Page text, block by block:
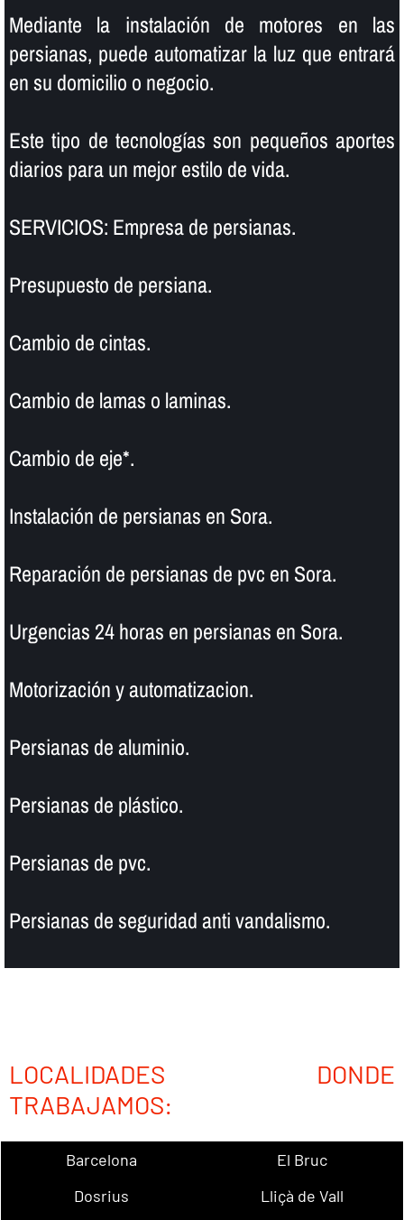
Mediante la instalación de motores en las
persianas, puede automatizar la luz que entrará
en su domicilio o negocio.
Este tipo de tecnologí­as son pequeños aportes
diarios para un mejor estilo de vida.
SERVICIOS: Empresa de persianas.
Presupuesto de persiana.
Cambio de cintas.
Cambio de lamas o laminas.
Cambio de eje*.
Instalación de persianas en Sora.
Reparación de persianas de pvc en Sora.
Urgencias 24 horas en persianas en Sora.
Motorización y automatizacion.
Persianas de aluminio.
Persianas de plástico.
Persianas de pvc.
Persianas de seguridad anti vandalismo.
LOCALIDADES DONDE
TRABAJAMOS:
Barcelona
El Bruc
Dosrius
Lliçà de Vall